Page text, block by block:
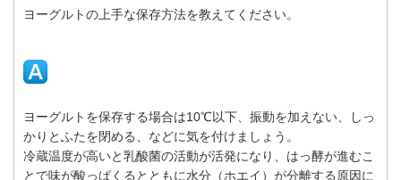
ヨーグルトの上手な保存方法を教えてください。
ヨーグルトを保存する場合は10℃以下、振動を加えない、しっ
かりとふたを閉める、などに気を付けましょう。
冷蔵温度が高いと乳酸菌の活動が活発になり、はっ酵が進むこ
とで味が酸っぱくるとともに水分（ホエイ）が分離する原因に